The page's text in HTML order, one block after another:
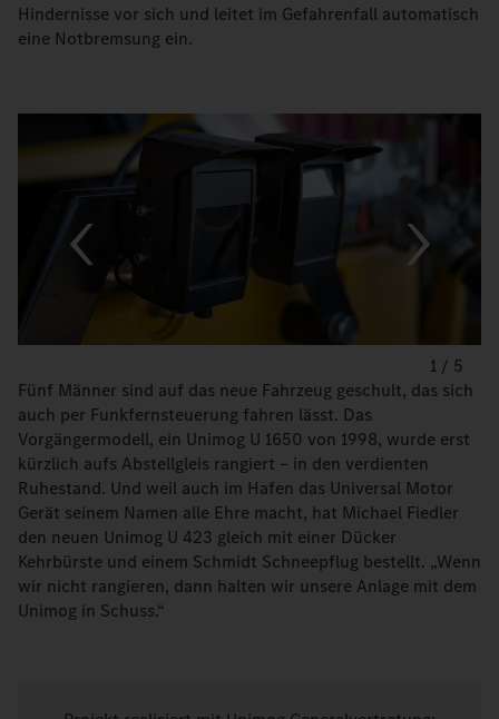
Hindernisse vor sich und leitet im Gefahrenfall automatisch
eine Notbremsung ein.
1 / 5
Fünf Männer sind auf das neue Fahrzeug geschult, das sich
auch per Funkfernsteuerung fahren lässt. Das
Vorgängermodell, ein Unimog U 1650 von 1998, wurde erst
kürzlich aufs Abstellgleis rangiert – in den verdienten
Ruhestand. Und weil auch im Hafen das Universal Motor
Gerät seinem Namen alle Ehre macht, hat Michael Fiedler
den neuen Unimog U 423 gleich mit einer Dücker
Kehrbürste und einem Schmidt Schneepflug bestellt. „Wenn
wir nicht rangieren, dann halten wir unsere Anlage mit dem
Unimog in Schuss.“